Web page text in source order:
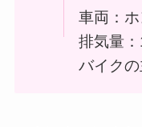
車両：
排気量
バイク